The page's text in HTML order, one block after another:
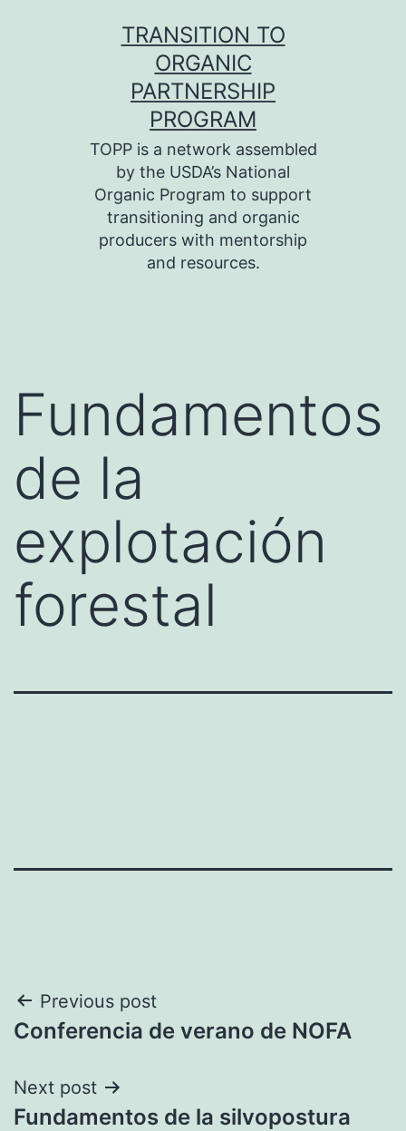
TRANSITION TO
ORGANIC
PARTNERSHIP
PROGRAM
TOPP is a network assembled
by the USDA’s National
Organic Program to support
transitioning and organic
producers with mentorship
and resources.
Fundamentos
de la
explotación
forestal
Navegación
de
entradas
Previous post
Conferencia de verano de NOFA
Next post
Fundamentos de la silvopostura